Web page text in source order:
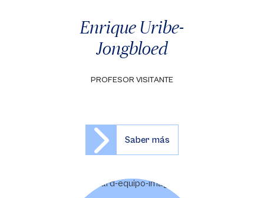
Enrique Uribe-
Jongbloed
PROFESOR VISITANTE
Saber más